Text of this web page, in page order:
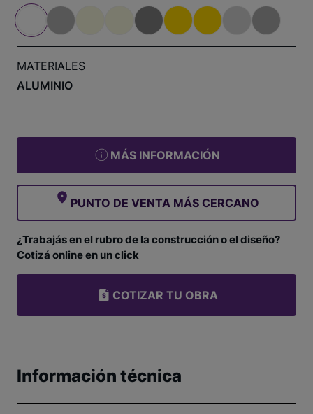
MATERIALES
ALUMINIO
MÁS INFORMACIÓN
PUNTO DE VENTA MÁS CERCANO
¿Trabajás en el rubro de la construcción o el diseño?
Cotizá online en un click
COTIZAR TU OBRA
Información técnica